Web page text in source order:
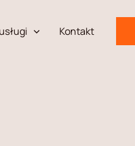
Kontakt